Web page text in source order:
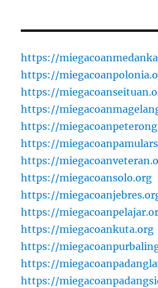
https://
https://
https://
https://
https://
https://
https://
https://miegacoansolo.org
https://
https://
https://miegacoankuta.org
https://
https://
https://